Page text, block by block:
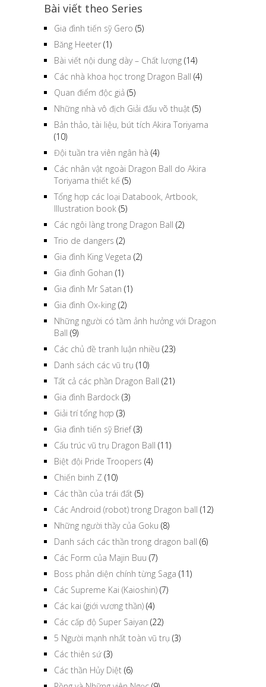
Bài viết theo Series
Gia đình tiến sỹ Gero (5)
Băng Heeter (1)
Bài viết nội dung dày – Chất lượng (14)
Các nhà khoa học trong Dragon Ball (4)
Quan điểm độc giả (5)
Những nhà vô địch Giải đấu võ thuật (5)
Bản thảo, tài liệu, bút tích Akira Toriyama
(10)
Đội tuần tra viên ngân hà (4)
Các nhân vật ngoài Dragon Ball do Akira
Toriyama thiết kế (5)
Tổng hợp các loại Databook, Artbook,
Illustration book (5)
Các ngôi làng trong Dragon Ball (2)
Trio de dangers (2)
Gia đình King Vegeta (2)
Gia đình Gohan (1)
Gia đình Mr Satan (1)
Gia đình Ox-king (2)
Những người có tầm ảnh hưởng với Dragon
Ball (9)
Các chủ đề tranh luận nhiều (23)
Danh sách các vũ trụ (10)
Tất cả các phần Dragon Ball (21)
Gia đình Bardock (3)
Giải trí tổng hợp (3)
Gia đình tiến sỹ Brief(3)
Cấu trúc vũ trụ Dragon Ball (11)
Biệt đội Pride Troopers (4)
Chiến binh Z (10)
Các thần của trái đất (5)
Các Android (robot) trong Dragon ball (12)
Những người thầy của Goku (8)
Danh sách các thần trong dragon ball (6)
Các Form của Majin Buu (7)
Boss phản diện chính từng Saga (11)
Các Supreme Kai (Kaioshin) (7)
Các kai (giới vương thần) (4)
Các cấp độ Super Saiyan (22)
5 Người mạnh nhất toàn vũ trụ (3)
Các thiên sứ (3)
Các thần Hủy Diệt (6)